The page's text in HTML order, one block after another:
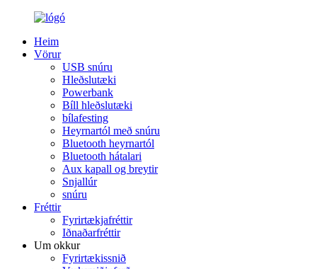
Heim
Vörur
USB snúru
Hleðslutæki
Powerbank
Bíll hleðslutæki
bílafesting
Heyrnartól með snúru
Bluetooth heyrnartól
Bluetooth hátalari
Aux kapall og breytir
Snjallúr
snúru
Fréttir
Fyrirtækjafréttir
Iðnaðarfréttir
Um okkur
Fyrirtækissnið